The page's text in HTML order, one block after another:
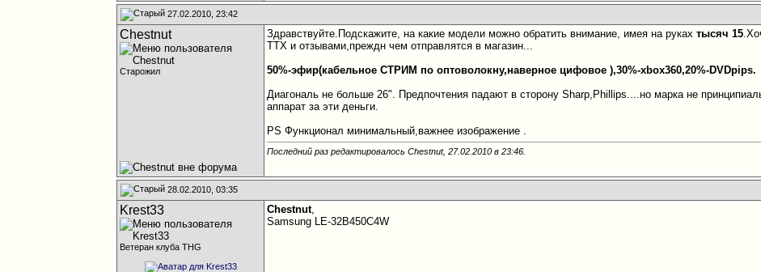
27.02.2010, 23:42
Chestnut
Старожил
Здравствуйте.Подскажите, на какие модели можно обратить внимание, имея на рукахтысяч 15
ТТХ и отзывами,преждн чем отправлятся в магазин...
50%-эфир(кабельное СТРИМ по оптоволокну,наверное цифовое ),30%-xbox360,20%-DVDpips.
Диагональ не больше 26". Предпочтения падают в сторону Sharp,Phillips....но марка не
аппарат за эти деньги.
PS Функционал минимальный,важнее изображение .
Последний раз редактировалось Chestnut, 27.02.2010 в23:46
28.02.2010, 03:35
Krest33
Ветеран клуба THG
Chestnut,
Samsung LE-32B450C4W